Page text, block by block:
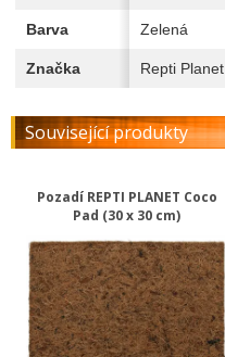
Barva Zelená
Značka Repti Planet
Související produkty
Pozadí REPTI PLANET Coco
Pad (30 x 30 cm)